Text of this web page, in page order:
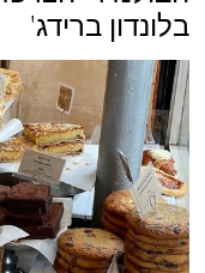
בלונדון ברידג'